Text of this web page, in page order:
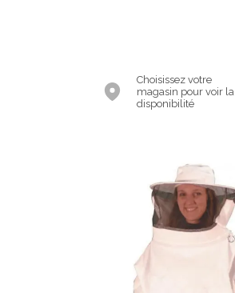
Choisissez votre
magasin pour voir la
disponibilité